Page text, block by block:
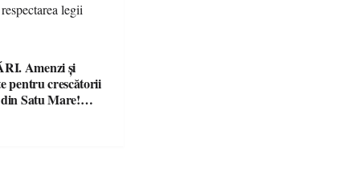
Amenzi și
pentru crescătorii
Satu Mare!
și face apel la